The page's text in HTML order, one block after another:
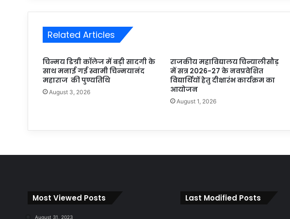
Related Articles
चिन्मय डिग्री कॉलेज में बड़ी सादगी के
साथ मनाई गई स्वामी चिन्मयानंद
महाराज की पुण्यतिथि
August 3, 2026
राजकीय महाविद्यालय चिन्यालीसौड़
में सत्र 2026-27 के नवप्रवेशित
विद्यार्थियों हेतु दीक्षारंभ कार्यक्रम का
आयोजन
August 1, 2026
Most Viewed Posts
August 31, 2023
Last Modified Posts